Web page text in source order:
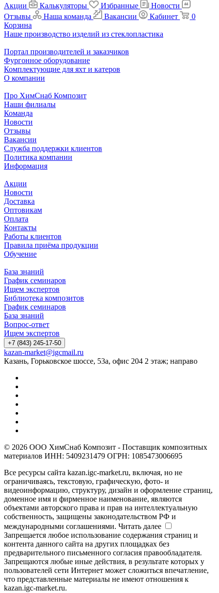
Акции
Калькуляторы Избранные
Новости
Отзывы
Наша команда Вакансии Кабинет
0
Корзина
Наше производство изделий из стеклопластика
Портал производителей и заказчиков
Фургонное оборудование
Комплектующие для яхт и катеров
О компании
Про ХимСнаб Композит
Наши филиалы
Команда
Новости
Отзывы
Вакансии
Служба поддержки клиентов
Политика компании
Информация
Акции
Новости
Доставка
Оптовикам
Оплата
Контакты
Работы клиентов
Правила приёма продукции
Обучение
База знаний
График семинаров
Ищем экспертов
Библиотека композитов
График семинаров
База знаний
Вопрос-ответ
Ищем экспертов
+7 (843) 245-17-50
kazan-market@igcmail.ru
Казань, ​Горьковское шоссе, 53а, офис 204 2 этаж; направо
© 2026 ООО ХимСнаб Композит - Поставщик композитных
материалов ИНН: 5409231479 ОГРН: 1085473006695
Все ресурсы сайта kazan.igc-market.ru, включая, но не
ограничиваясь, текстовую, графическую, фото- и
видеоинформацию, структуру, дизайн и оформление страниц,
доменное имя и фирменное наименование, являются
объектами авторского права и прав на интеллектуальную
собственность, защищены законодательством РФ и
международными соглашениями. Читать далее
Запрещается любое использование содержания страниц и
контента данного сайта на других площадках без
предварительного письменного согласия правообладателя.
Запрещаются любые иные действия, в результате которых у
пользователей сети Интернет может сложиться впечатление,
что представленные материалы не имеют отношения к
kazan.igc-market.ru.